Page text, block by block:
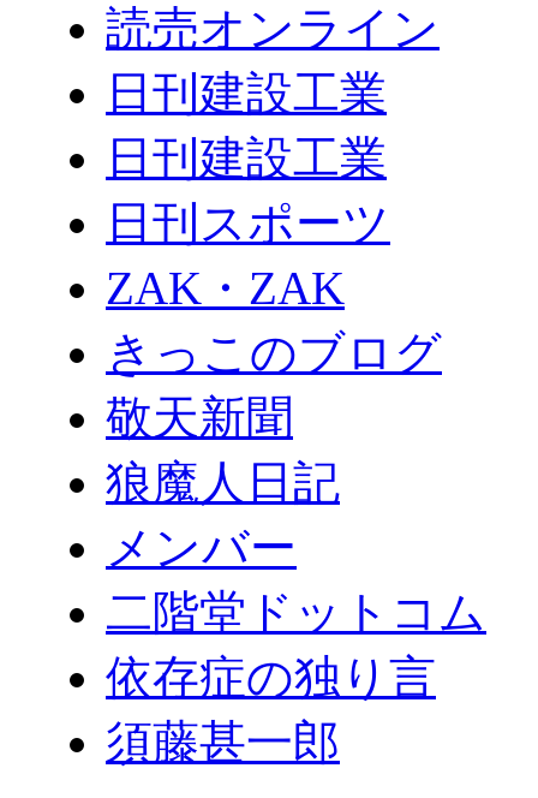
読売オンライン
日刊建設工業
日刊建設工業
日刊スポーツ
ZAK・ZAK
きっこのブログ
敬天新聞
狼魔人日記
メンバー
二階堂ドットコム
依存症の独り言
須藤甚一郎